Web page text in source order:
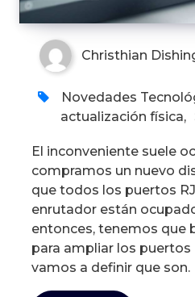
Christhian
Novedades
actualización física,
El inconveniente suele
compramos un nuevo
que todos los puertos
enrutador están
entonces, tenemos que
para ampliar los puertos
vamos a definir que son.